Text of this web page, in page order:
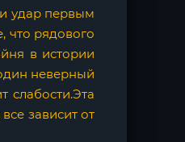
удар первым
что рядового
в истории
неверный
слабости.Эта
зависит от